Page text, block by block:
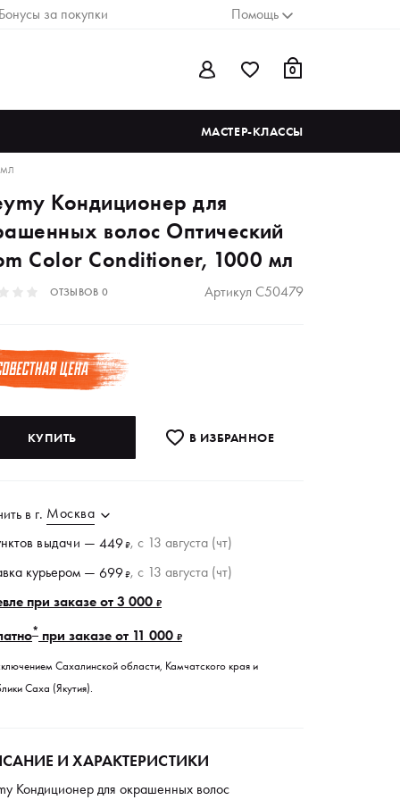
Бонусы за покупки Помощь
0
МАСТЕР-КЛАССЫ
МЛ
Кондиционер для
волос Оптический
Color Conditioner, 1000 мл
ОТЗЫВОВ 0 Артикул C50479
КУПИТЬ В ИЗБРАННОE
в г. Москва
выдачи —449₽, c 13 августа (чт)
курьером —699₽, c 13 августа (чт)
при заказе от 3 000₽
* при заказе от 11 000₽
Сахалинской области, Камчатского края и
Саха (Якутия).
И ХАРАКТЕРИСТИКИ
Кондиционер для окрашенных волос